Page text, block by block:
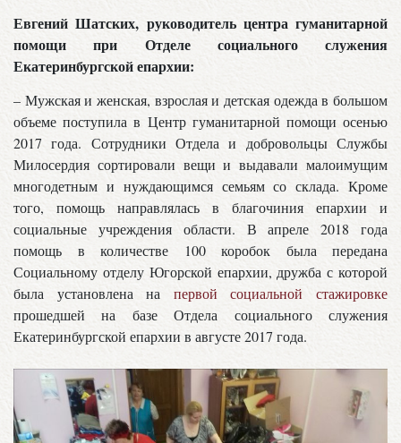
Евгений Шатских, руководитель центра гуманитарной
помощи при Отделе социального служения
Екатеринбургской епархии:
– Мужская и женская, взрослая и детская одежда в большом
объеме поступила в Центр гуманитарной помощи осенью
2017 года. Сотрудники Отдела и добровольцы Службы
Милосердия сортировали вещи и выдавали малоимущим
многодетным и нуждающимся семьям со склада. Кроме
того, помощь направлялась в благочиния епархии и
социальные учреждения области. В апреле 2018 года
помощь в количестве 100 коробок была передана
Социальному отделу Югорской епархии, дружба с которой
была установлена на первой социальной стажировке
прошедшей на базе Отдела социального служения
Екатеринбургской епархии в августе 2017 года.